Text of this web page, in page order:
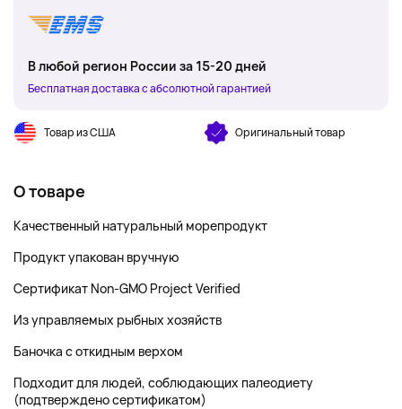
В любой регион России за 15-20 дней
Бесплатная доставка с абсолютной гарантией
Товар из США Оригинальный товар
О товаре
Качественный натуральный морепродукт
Продукт упакован вручную
Сертификат Non-GMO Project Verified
Из управляемых рыбных хозяйств
Баночка с откидным верхом
Подходит для людей, соблюдающих палеодиету
(подтверждено сертификатом)